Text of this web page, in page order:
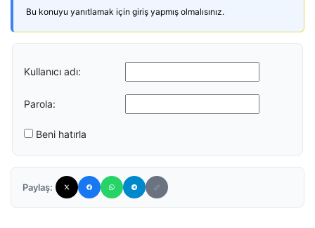
Bu konuyu yanıtlamak için giriş yapmış olmalısınız.
Kullanıcı adı:
Parola:
Beni hatırla
Paylaş: